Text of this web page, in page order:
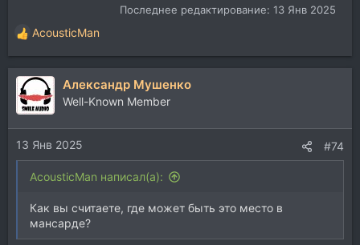
Последнее редактирование: 13 Янв 2025
Р
е
а
ц
и
и
:
AcousticMan
Александр Мушенко
Well-Known Member
13 Янв 2025 #74
AcousticMan написал(а):
Как вы считаете, где может быть это место в
мансарде?